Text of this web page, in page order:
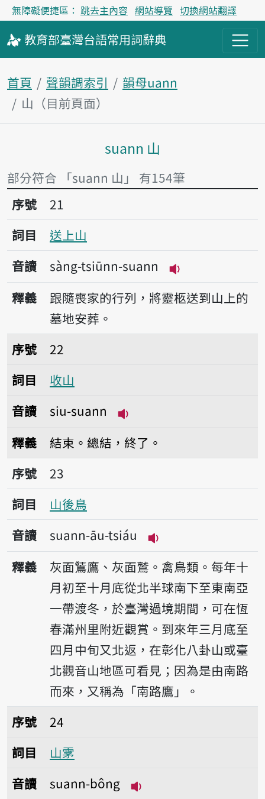
無障礙便捷區： 跳去主內容 網站導覽 切換網站翻譯
教育部臺灣台語常用詞辭典
首頁 聲韻調索引
韻母uann
山（目前頁面）
主內容區塊
suann 山
部分符合 「suann 山」 有154筆
序號21送上山
序號
21
詞目
送上山
音讀
sàng-tsiūnn-suann
播放音讀sàng-
釋義
跟隨喪家的行列，將靈柩送到山上的
墓地安葬。
序號22收山
序號
22
詞目
收山
音讀
siu-suann
釋義
結束。總結，終了。
序號23山後鳥
序號
23
詞目
山後鳥
音讀
suann-āu-tsiáu
播放音讀suann-āu-
釋義
灰面鵟鷹、灰面鷲。禽鳥類。每年十
月初至十月底從北半球南下至東南亞
一帶渡冬，於臺灣過境期間，可在恆
春滿州里附近觀賞。到來年三月底至
四月中旬又北返，在彰化八卦山或臺
北觀音山地區可看見；因為是由南路
而來，又稱為「南路鷹」。
序號24山雺
序號
24
詞目
山雺
音讀
suann-bông